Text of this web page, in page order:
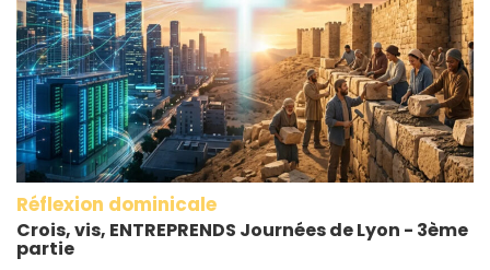
Réflexion dominicale
Crois, vis, ENTREPRENDS Journées de Lyon - 3ème
partie